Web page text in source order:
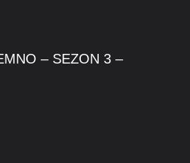
– SEZON 3 –